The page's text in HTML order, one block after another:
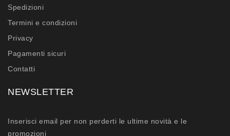
Spedizioni
Termini e condizioni
Privacy
Pagamenti sicuri
Contatti
NEWSLETTER
Inserisci email per non perderti le ultime novità e le
promozioni